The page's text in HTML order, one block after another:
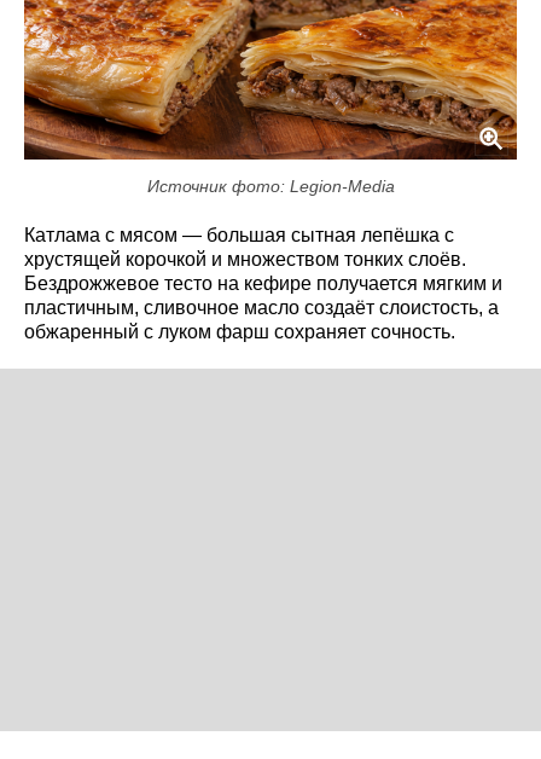
Источник фото: Legion-Media
Катлама с мясом — большая сытная лепёшка с
хрустящей корочкой и множеством тонких слоёв.
Бездрожжевое тесто на кефире получается мягким и
пластичным, сливочное масло создаёт слоистость, а
обжаренный с луком фарш сохраняет сочность.